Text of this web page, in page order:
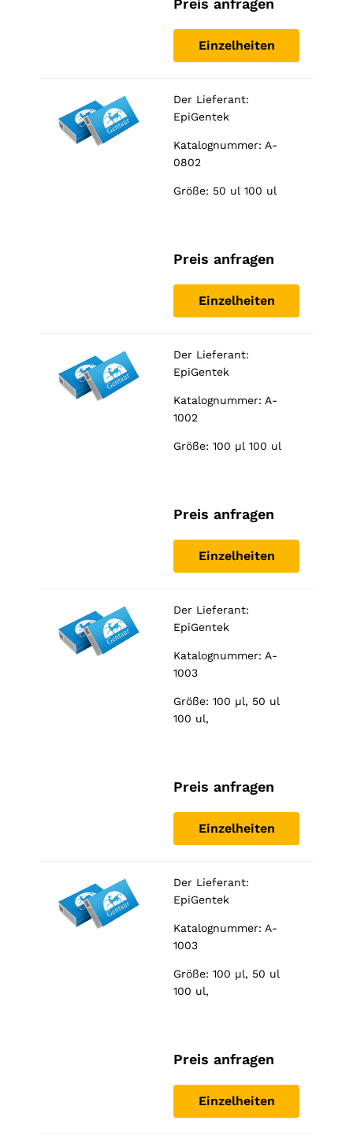
Preis anfragen
Einzelheiten
Der Lieferant:
EpiGentek
Katalognummer: A-
0802
Größe: 50 ul 100 ul
Preis anfragen
Einzelheiten
Der Lieferant:
EpiGentek
Katalognummer: A-
1002
Größe: 100 µl 100 ul
Preis anfragen
Einzelheiten
Der Lieferant:
EpiGentek
Katalognummer: A-
1003
Größe: 100 µl, 50 ul
100 ul,
Preis anfragen
Einzelheiten
Der Lieferant:
EpiGentek
Katalognummer: A-
1003
Größe: 100 µl, 50 ul
100 ul,
Preis anfragen
Einzelheiten
Marketing
Ihre
Interessen
während
Ihres Besuchs
Website
die Chance,